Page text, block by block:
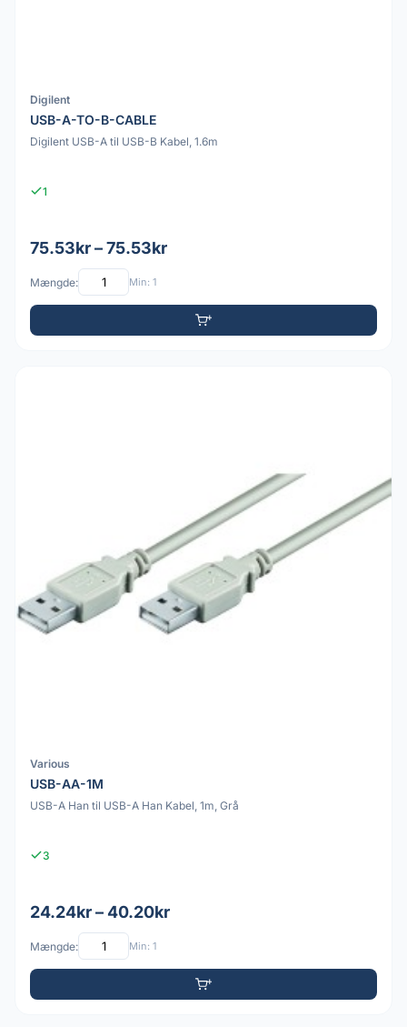
Digilent
USB-A-TO-B-CABLE
Digilent USB-A til USB-B Kabel, 1.6m
1
75.53kr – 75.53kr
Mængde: Min: 1
Various
USB-AA-1M
USB-A Han til USB-A Han Kabel, 1m, Grå
3
24.24kr – 40.20kr
Mængde: Min: 1